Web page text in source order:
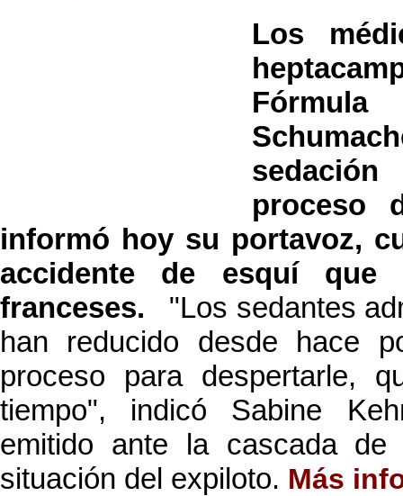
Los
proceso
informó hoy su portavoz,
accidente de esquí
franceses.
"Los sedantes
han reducido desde hace
proceso para despertarle,
tiempo", indicó Sabine
emitido ante la cascada de
situación del expiloto. Más